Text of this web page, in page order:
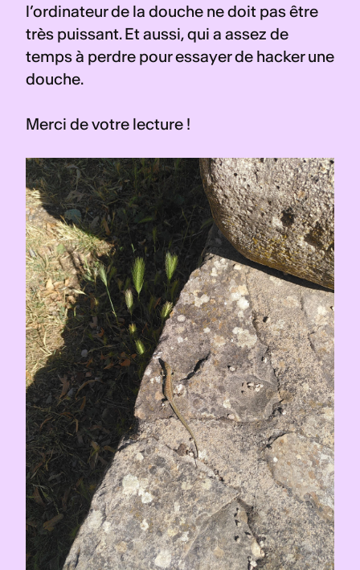
l’ordinateur de la douche ne doit pas être
très puissant. Et aussi, qui a assez de
temps à perdre pour essayer de hacker une
douche.
Merci de votre lecture !